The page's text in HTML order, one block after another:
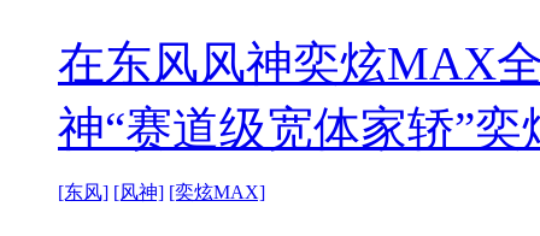
在东风风神奕炫MAX
神“赛道级宽体家轿”
[东风] [风神] [奕炫MAX]